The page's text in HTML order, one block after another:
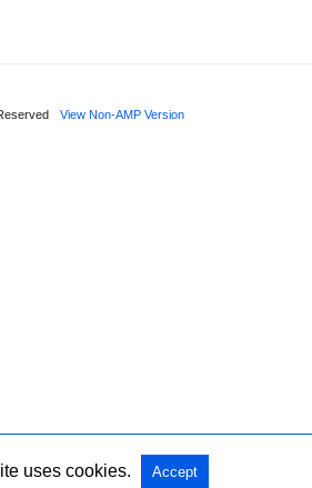
View Non-AMP Version
uses cookies. Accept